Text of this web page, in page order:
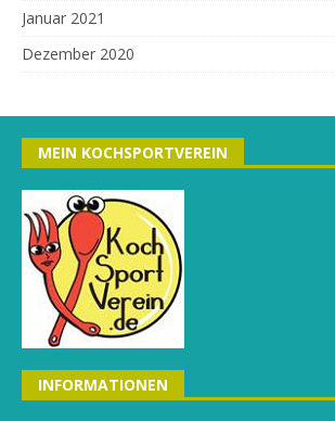
Januar 2021
Dezember 2020
MEIN KOCHSPORTVEREIN
INFORMATIONEN